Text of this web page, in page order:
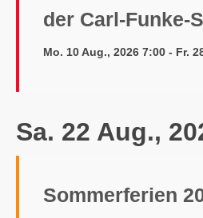
der Carl-Funke-
Mo. 10 Aug., 2026 7:00 - Fr.
Sa. 22 Aug.,
Sommerferien